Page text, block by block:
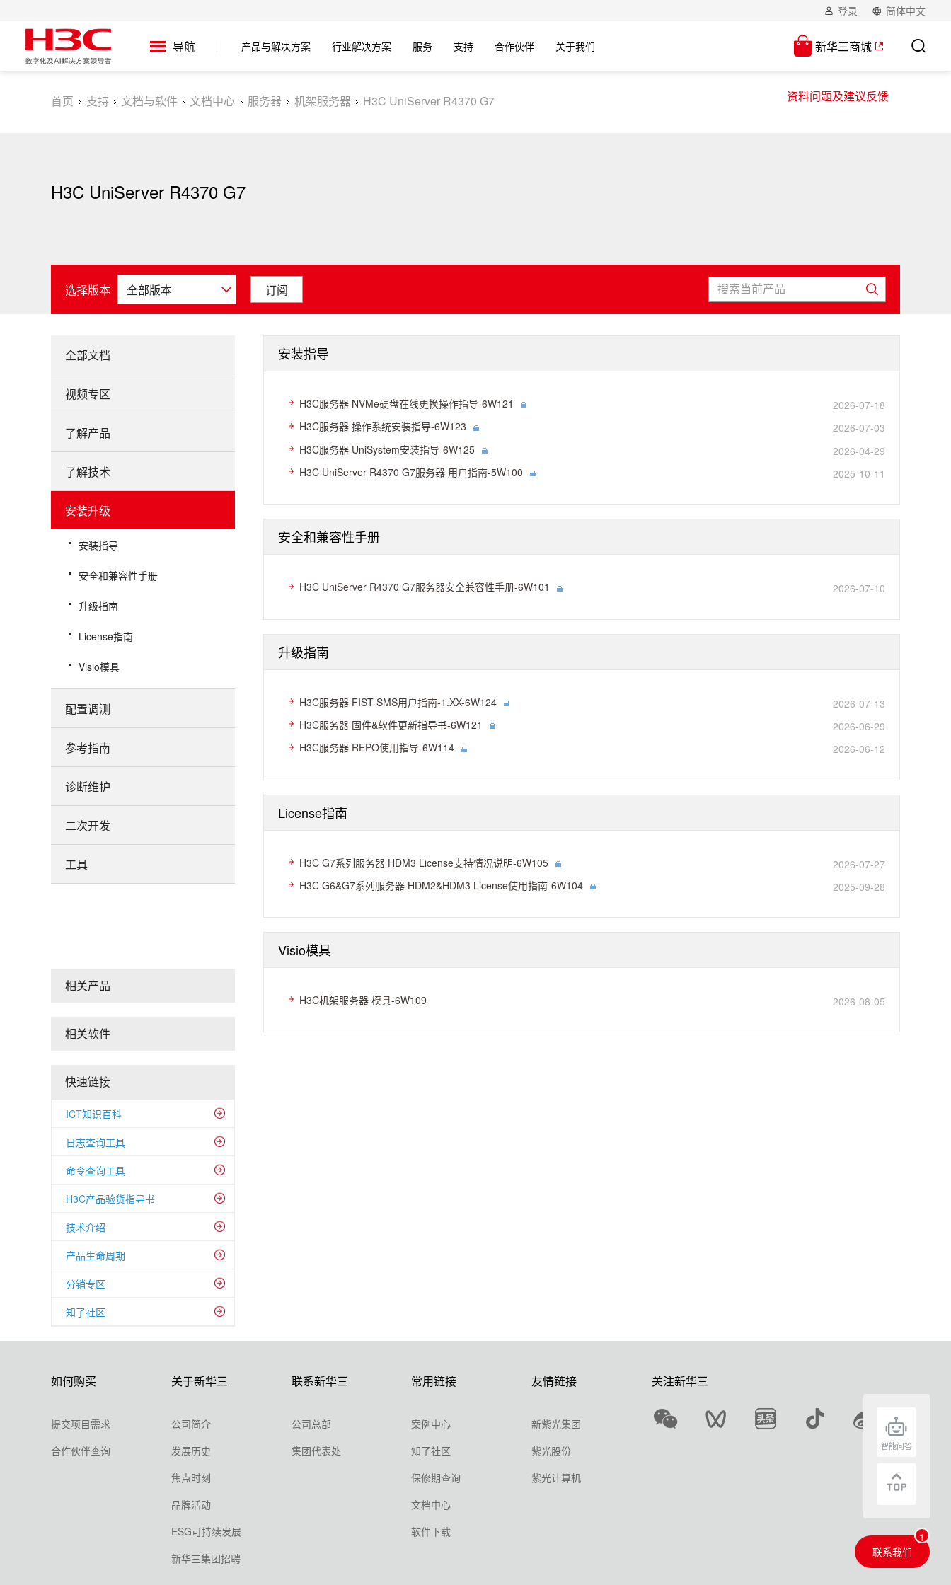
登录 简体中文
导航 产品与解决方案 行业解决方案 服务 支持 合作伙伴 关于我们 新华三商城
资料问题及建议反馈
首页 支持 文档与软件 文档中心 服务器 机架服务器 H3C UniServer R4370 G7
H3C UniServer R4370 G7
选择版本 订阅
全部文档
视频专区
了解产品
了解技术
安装升级
安装指导
安全和兼容性手册
升级指南
License指南
Visio模具
配置调测
参考指南
诊断维护
二次开发
工具
相关产品
相关软件
快速链接
ICT知识百科
日志查询工具
命令查询工具
H3C产品验货指导书
技术介绍
产品生命周期
分销专区
知了社区
安装指导
H3C服务器 NVMe硬盘在线更换操作指导-6W121
2026-07-18
H3C服务器 操作系统安装指导-6W123
2026-07-03
H3C服务器 UniSystem安装指导-6W125
2026-04-29
H3C UniServer R4370 G7服务器 用户指南-5W100
2025-10-11
安全和兼容性手册
H3C UniServer R4370 G7服务器安全兼容性手册-6W101 2026-07-10
升级指南
H3C服务器 FIST SMS用户指南-1.XX-6W124
2026-07-13
H3C服务器 固件&软件更新指导书-6W121
2026-06-29
H3C服务器 REPO使用指导-6W114
2026-06-12
License指南
H3C G7系列服务器 HDM3 License支持情况说明-6W105
2026-07-27
H3C G6&G7系列服务器 HDM2&HDM3 License使用指南-6W104
2025-09-28
Visio模具
H3C机架服务器 模具-6W109 2026-08-05
如何购买
提交项目需求
合作伙伴查询
关于新华三
公司简介
发展历史
焦点时刻
品牌活动
ESG可持续发展
新华三集团招聘
联系新华三
公司总部
集团代表处
常用链接
案例中心
知了社区
保修期查询
文档中心
软件下载
友情链接
新紫光集团
紫光股份
紫光计算机
关注新华三
联系我们
智能问答